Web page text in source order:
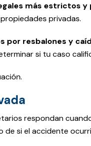
más estrictos y
privadas.
por resbalones y
si tu caso
respondan
de si el accidente